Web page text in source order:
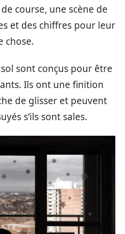
course, une scène de
et des chiffres pour leur
chose.
sont conçus pour être
Ils ont une finition
de glisser et peuvent
s’ils sont sales.